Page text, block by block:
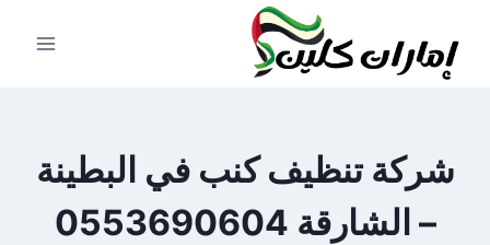
المحتوى
شركة تنظيف كنب في البطينة
– الشارقة 0553690604